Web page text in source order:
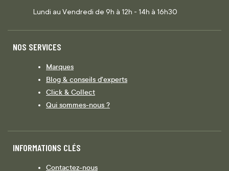
Lundi au Vendredi de 9h à 12h - 14h à 16h30
NOS SERVICES
Marques
Blog & conseils d'experts
Click & Collect
Qui sommes-nous ?
INFORMATIONS CLÉS
Contactez-nous